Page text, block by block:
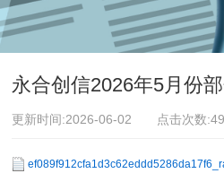
永合创信2026年5月份
更新时间:2026-06-02 点击次数